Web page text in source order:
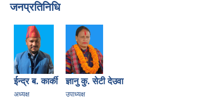
जनप्रतिनिधि
ईन्द्र ब. कार्की
अध्यक्ष
ज्ञानु कु. सेटी देउवा
उपाध्यक्ष